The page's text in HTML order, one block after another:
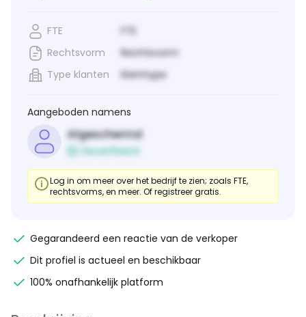
FTE
FTE
Rechtsvorm
Rechtsvorm
Type klanten
Klanttype
Aangeboden namens
Afgeschermd
Geverifieerd
Log in om meer over het bedrijf te zien; zoals FTE,
rechtsvorms, en meer. Of registreer gratis.
Gegarandeerd een reactie van de verkoper
Dit profiel is actueel en beschikbaar
100% onafhankelijk platform